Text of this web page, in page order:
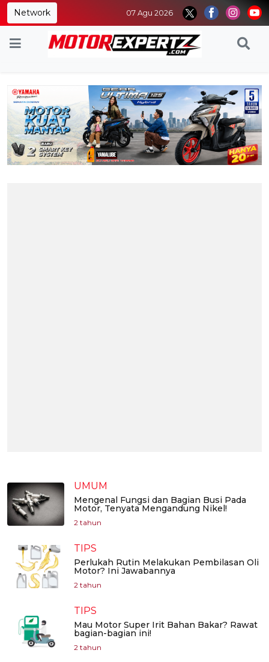
Network 07 Agu 2026
UMUM
Mengenal Fungsi dan Bagian Busi Pada
Motor, Tenyata Mengandung Nikel!
2 tahun
TIPS
Perlukah Rutin Melakukan Pembilasan Oli
Motor? Ini Jawabannya
2 tahun
TIPS
Mau Motor Super Irit Bahan Bakar? Rawat
bagian-bagian ini!
2 tahun